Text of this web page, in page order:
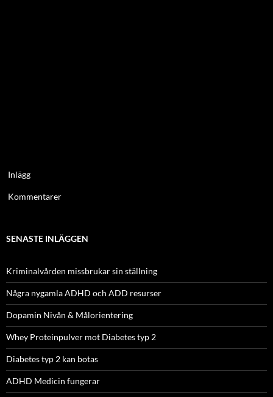
Inlägg
Kommentarer
SENASTE INLÄGGEN
Kriminalvården missbrukar sin ställning
Några nygamla ADHD och ADD resurser
Dopamin Nivån & Målorientering
Whey Proteinpulver mot Diabetes typ 2
Diabetes typ 2 kan botas
ADHD Medicin fungerar